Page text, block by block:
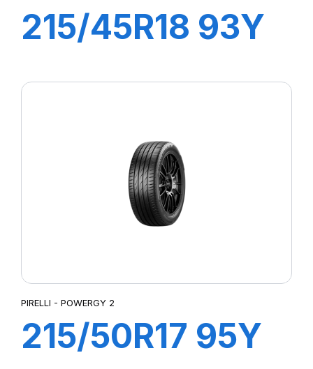
215/45R18 93Y
PIRELLI - POWERGY 2
215/50R17 95Y